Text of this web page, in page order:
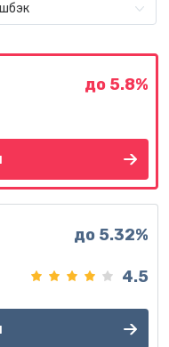
до 5.8%
до 5.32%
4.5